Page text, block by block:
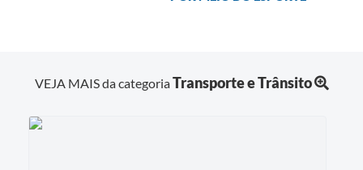
VEJA MAIS da categoriaTransporte e Trânsito